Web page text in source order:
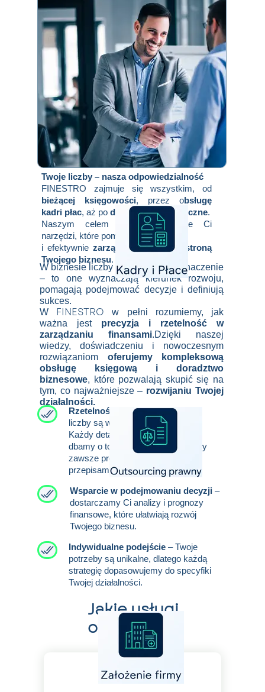
Twoje liczby – nasza odpowiedzialność
FINESTRO zajmuje się wszystkim, od
bieżącej księgowości, przez obsługę
kadri płac, aż po doradztwo strategiczne.
Naszym celem jest dostarczenie Ci
narzędzi, które pomogą zrozumieć
i efektywnie zarządzać finansową stroną
Twojego biznesu.
W biznesie liczby mają kluczowe znaczenie
– to one wyznaczają kierunek rozwoju,
pomagają podejmować decyzje i definiują
sukces.
W FINESTROw pełni rozumiemy, jak
ważna jest precyzja i rzetelność w
zarządzaniu finansami.Dzięki naszej
wiedzy, doświadczeniu i nowoczesnym
rozwiązaniom oferujemy kompleksową
obsługę księgową i doradztwo
biznesowe, które pozwalają skupić się na
tym, co najważniejsze – rozwijaniu Twojej
działalności.
Rzetelność i dokładność– Twoje
liczby są w dobrych rękach.
Każdy detal ma znaczenie, a my
dbamy o to, by wszystkie dane były
zawsze precyzyjne i zgodne z
przepisami.
Wsparcie w podejmowaniu decyzji –
dostarczamy Ci analizy i prognozy
finansowe, które ułatwiają rozwój
Twojego biznesu.
Indywidualne podejście – Twoje
potrzeby są unikalne, dlatego każdą
strategię dopasowujemy do specyfiki
Twojej działalności.
Jakie usługi
oferujemy?